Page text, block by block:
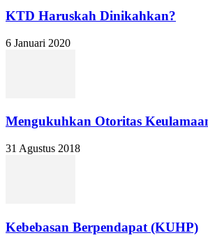
KTD Haruskah Dinikahkan?
6 Januari 2020
Mengukuhkan Otoritas
31 Agustus 2018
Kebebasan Berpendapat (KUHP)